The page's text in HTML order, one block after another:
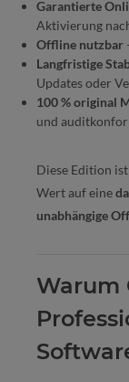
Garantierte
Aktivierung
Offline nutzbar
Langfristige
Updates oder
100 % original
und
Diese Edition
Wert auf eine
unabhängige
Warum